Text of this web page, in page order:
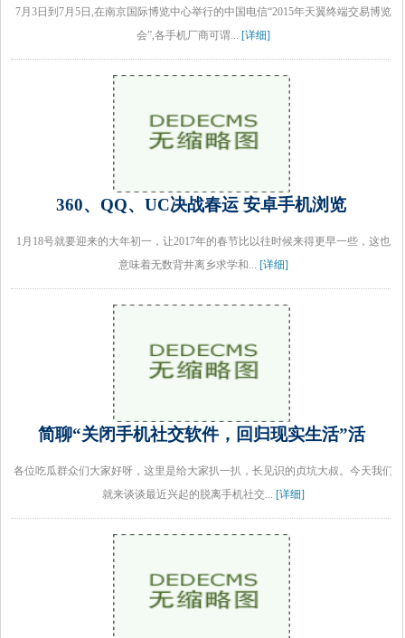
7月3日到7月5日,在南京国际博览中心举行的中国电信“2015年天翼终端交易博览
会”,各手机厂商可谓... [详细]
360、QQ、UC决战春运 安卓手机浏览
1月18号就要迎来的大年初一，让2017年的春节比以往时候来得更早一些，这也
意味着无数背井离乡求学和... [详细]
简聊“关闭手机社交软件，回归现实生活”活
各位吃瓜群众们大家好呀，这里是给大家扒一扒，长见识的贞坑大叔。今天我们
就来谈谈最近兴起的脱离手机社交... [详细]